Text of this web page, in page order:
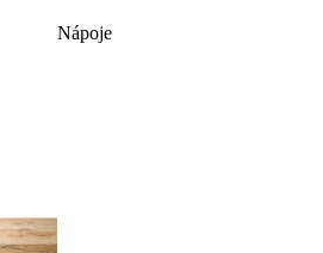
Nápoje